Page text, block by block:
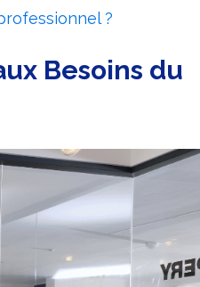
?
Besoins du